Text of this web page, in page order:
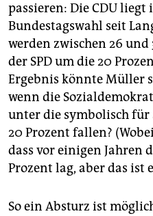
passieren: Die CDU
Bundestagswahl seit
werden zwischen 26
der SPD um die 20
Ergebnis könnte Müller
wenn die
unter die symbolisch für
20 Prozent fallen?
dass vor einigen Jahren
Prozent lag, aber das ist
So ein Absturz ist